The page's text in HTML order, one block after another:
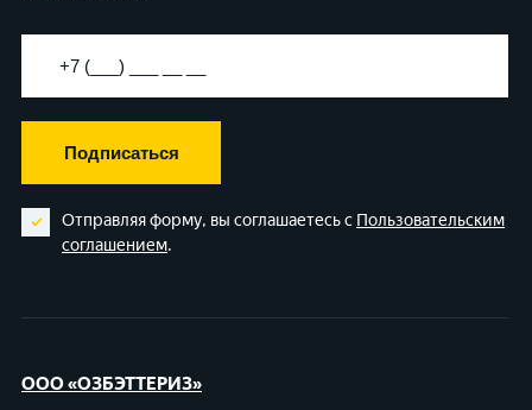
Подписаться
Отправляя форму, вы соглашаетесь с Пользовательским
соглашением.
ООО «ОЗБЭТТЕРИЗ»